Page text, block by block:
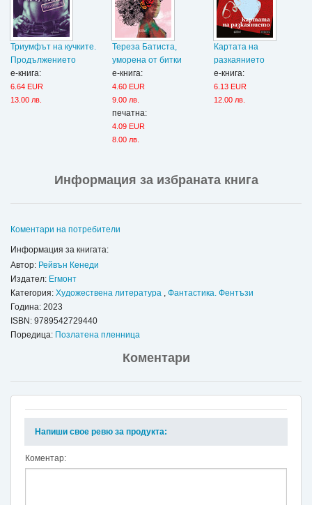
Триумфът на кучките.
Продължението
е-книга:
6.64 EUR
13.00 лв.
Тереза Батиста,
уморена от битки
е-книга:
4.60 EUR
9.00 лв.
печатна:
4.09 EUR
8.00 лв.
Картата на
разкаянието
е-книга:
6.13 EUR
12.00 лв.
Информация за избраната книга
Коментари на потребители
Информация за книгата:
Автор: Рейвън Кенеди
Издател: Егмонт
Категория: Художествена литература
Фантастика. Фентъзи
Година: 2023
ISBN: 9789542729440
Поредица: Позлатена пленница
Коментари
Напиши свое ревю за продукта:
Коментар: